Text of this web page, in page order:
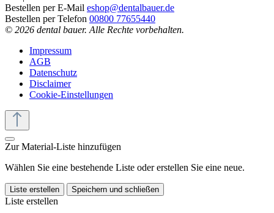
Bestellen per E-Mail eshop@dentalbauer.de
Bestellen per Telefon 00800 77655440
© 2026 dental bauer. Alle Rechte vorbehalten.
Impressum
AGB
Datenschutz
Disclaimer
Cookie-Einstellungen
Zur Material-Liste hinzufügen
Wählen Sie eine bestehende Liste oder erstellen Sie eine neue.
Liste erstellen Speichern und schließen
Liste erstellen